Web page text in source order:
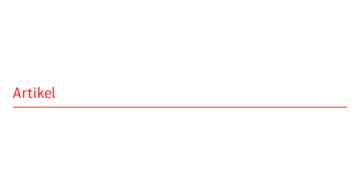
Artikel